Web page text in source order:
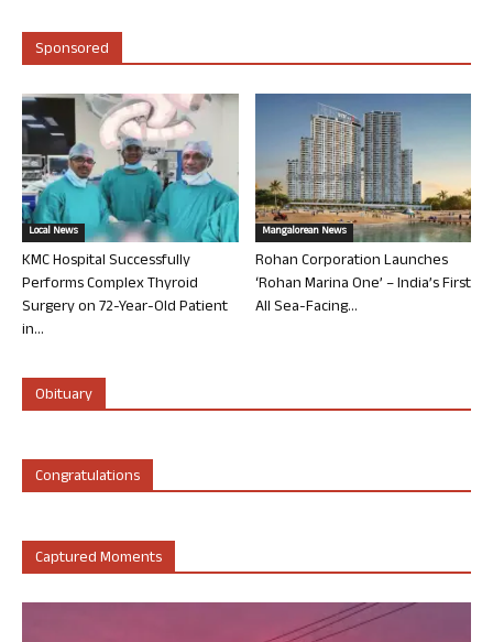
Sponsored
Local News
KMC Hospital Successfully
Performs Complex Thyroid
Surgery on 72-Year-Old Patient
in...
Mangalorean News
Rohan Corporation Launches
‘Rohan Marina One’ – India’s First
All Sea-Facing...
Obituary
Congratulations
Captured Moments